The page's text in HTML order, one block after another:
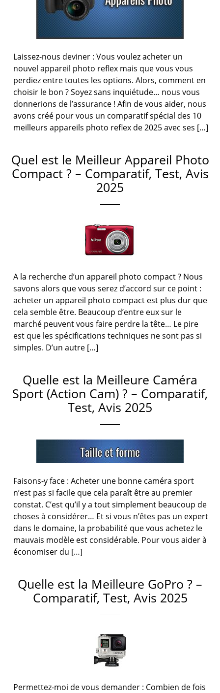
Laissez-nous deviner : Vous voulez acheter un
nouvel appareil photo reflex mais que vous vous
perdiez entre toutes les options. Alors, comment en
choisir le bon ? Soyez sans inquiétude… nous vous
donnerions de l’assurance ! Afin de vous aider, nous
avons créé pour vous un comparatif spécial des 10
meilleurs appareils photo reflex de 2025 avec ses […]
Quel est le Meilleur Appareil Photo
Compact ? – Comparatif, Test, Avis
2025
A la recherche d’un appareil photo compact ? Nous
savons alors que vous serez d’accord sur ce point :
acheter un appareil photo compact est plus dur que
cela semble être. Beaucoup d’entre eux sur le
marché peuvent vous faire perdre la tête… Le pire
est que les spécifications techniques ne sont pas si
simples. D’un autre […]
Quelle est la Meilleure Caméra
Sport (Action Cam) ? – Comparatif,
Test, Avis 2025
Faisons-y face : Acheter une bonne caméra sport
n’est pas si facile que cela paraît être au premier
constat. C’est qu’il y a tout simplement beaucoup de
choses à considérer… Et si vous n’êtes pas un expert
dans le domaine, la probabilité que vous achetez le
mauvais modèle est considérable. Pour vous aider à
économiser du […]
Quelle est la Meilleure GoPro ? –
Comparatif, Test, Avis 2025
Permettez-moi de vous demander : Combien de fois